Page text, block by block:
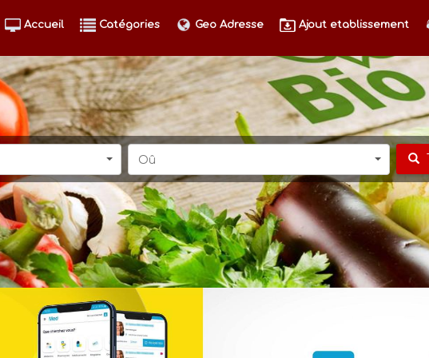
Accueil Catégories Geo Adresse Ajout etablissement
Oû